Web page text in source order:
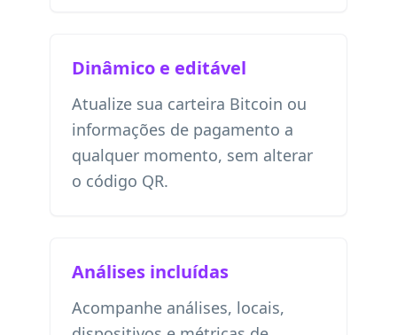
Dinâmico e editável
Atualize sua carteira Bitcoin ou
informações de pagamento a
qualquer momento, sem alterar
o código QR.
Análises incluídas
Acompanhe análises, locais,